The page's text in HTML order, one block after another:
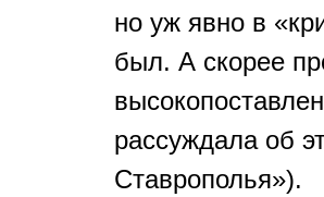
но уж явно в
был. А скорее
рассуждала об
Ставрополья»).